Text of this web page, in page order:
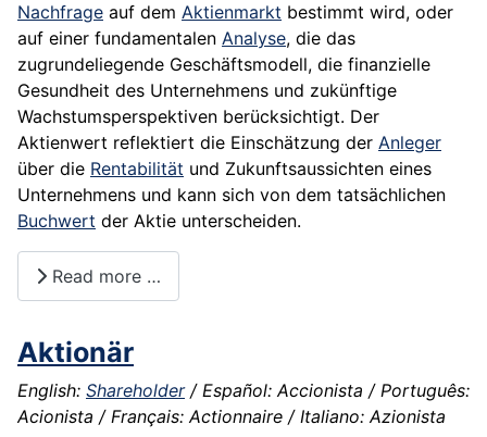
Nachfrage auf dem Aktienmarkt bestimmt wird, oder
auf einer fundamentalen Analyse, die das
zugrundeliegende Geschäftsmodell, die finanzielle
Gesundheit des Unternehmens und zukünftige
Wachstumsperspektiven berücksichtigt. Der
Aktienwert reflektiert die Einschätzung der Anleger
über die Rentabilität und Zukunftsaussichten eines
Unternehmens und kann sich von dem tatsächlichen
Buchwert der Aktie unterscheiden.
Read more …
Aktionär
English: Shareholder/ Español: Accionista / Português:
Acionista / Français: Actionnaire / Italiano: Azionista